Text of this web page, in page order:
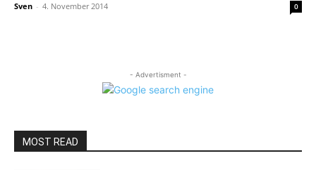
Sven - 4. November 2014 0
- Advertisment -
MOST READ